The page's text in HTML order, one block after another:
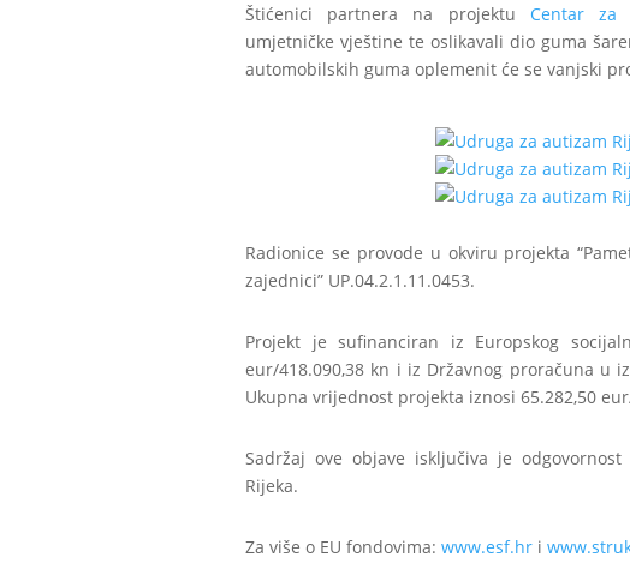
Štićenici partnera na projektu Centar za
umjetničke vještine te oslikavali dio guma
automobilskih guma oplemenit će se vanjski
Radionice se provode u okviru projekta
zajednici” UP.04.2.1.11.0453.
Projekt je sufinanciran iz Europskog
eur/418.090,38 kn i iz Državnog proračuna u
Ukupna vrijednost projekta iznosi 65.282,50
Sadržaj ove objave isključiva je
Rijeka.
Za više o EU fondovima:www.esf.hr i